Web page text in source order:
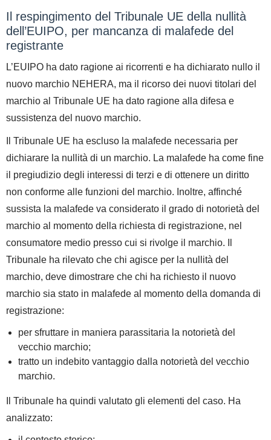
Il respingimento del Tribunale UE della nullità
dell’EUIPO, per mancanza di malafede del
registrante
L’EUIPO ha dato ragione ai ricorrenti e ha dichiarato nullo il
nuovo marchio NEHERA, ma il ricorso dei nuovi titolari del
marchio al Tribunale UE ha dato ragione alla difesa e
sussistenza del nuovo marchio.
Il Tribunale UE ha escluso la malafede necessaria per
dichiarare la nullità di un marchio. La malafede ha come fine
il pregiudizio degli interessi di terzi e di ottenere un diritto
non conforme alle funzioni del marchio. Inoltre, affinché
sussista la malafede va considerato il grado di notorietà del
marchio al momento della richiesta di registrazione, nel
consumatore medio presso cui si rivolge il marchio. Il
Tribunale ha rilevato che chi agisce per la nullità del
marchio, deve dimostrare che chi ha richiesto il nuovo
marchio sia stato in malafede al momento della domanda di
registrazione:
per sfruttare in maniera parassitaria la notorietà del
vecchio marchio;
tratto un indebito vantaggio dalla notorietà del vecchio
marchio.
Il Tribunale ha quindi valutato gli elementi del caso. Ha
analizzato: